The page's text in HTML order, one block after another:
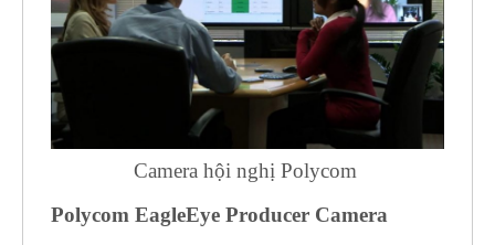
Camera hội nghị Polycom
Polycom EagleEye Producer Camera